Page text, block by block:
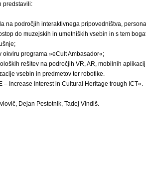
predstavili:
na področjih interaktivnega pripovedništva,
do muzejskih in umetniških vsebin in s tem
okviru programa »eCult Ambasador«;
rešitev na področjih VR, AR, mobilnih
vsebin in predmetov ter robotike.
– Increase Interest in Cultural Heritage trough ICT«.
Dejan Pestotnik, Tadej Vindiš.